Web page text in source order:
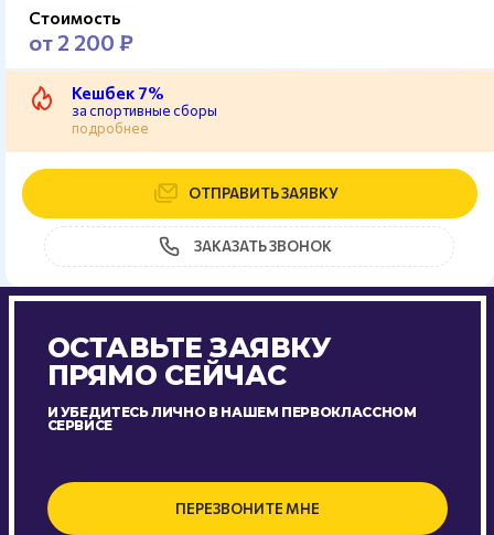
Стоимость
от 2 200 ₽
Кешбек 7%
за спортивные сборы
подробнее
ОТПРАВИТЬ ЗАЯВКУ
ЗАКАЗАТЬ ЗВОНОК
ОСТАВЬТЕ ЗАЯВКУ
ПРЯМО СЕЙЧАС
И УБЕДИТЕСЬ ЛИЧНО В НАШЕМ ПЕРВОКЛАССНОМ
СЕРВИСЕ
ПЕРЕЗВОНИТЕ МНЕ